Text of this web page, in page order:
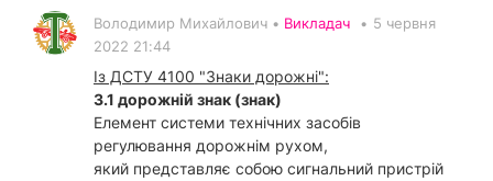
Володимир Михайлович • Викладач • 5 червня
2022 21:44
Із ДСТУ 4100 "Знаки дорожні":
3.1 дорожній знак (знак)
Елемент системи технічних засобів
регулювання дорожнім рухом,
який представляє собою сигнальний пристрій